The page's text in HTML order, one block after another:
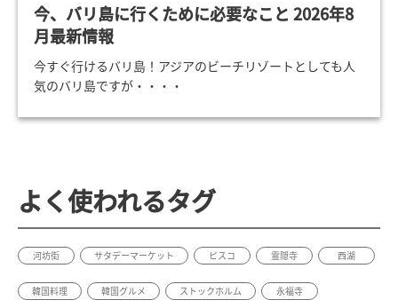
今、バリ島に行くために必要なこと 2026年8
月最新情報
今すぐ行けるバリ島！アジアのビーチリゾートとしても人
気のバリ島ですが・・・・
よく使われるタグ
河坊街 サタデーマーケット ピスコ 霊隠寺 西湖
韓国料理 韓国グルメ ストックホルム 永福寺